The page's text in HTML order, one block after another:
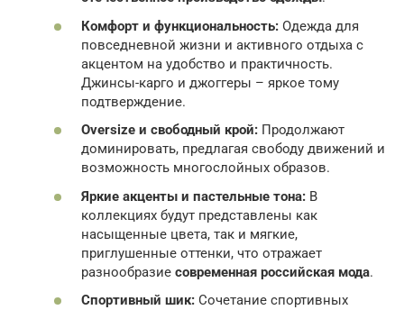
Комфорт и функциональность: Одежда для
повседневной жизни и активного отдыха с
акцентом на удобство и практичность.
Джинсы-карго и джоггеры – яркое тому
подтверждение.
Oversize и свободный крой: Продолжают
доминировать, предлагая свободу движений и
возможность многослойных образов.
Яркие акценты и пастельные тона: В
коллекциях будут представлены как
насыщенные цвета, так и мягкие,
приглушенные оттенки, что отражает
разнообразие современная российская мода.
Спортивный шик: Сочетание спортивных